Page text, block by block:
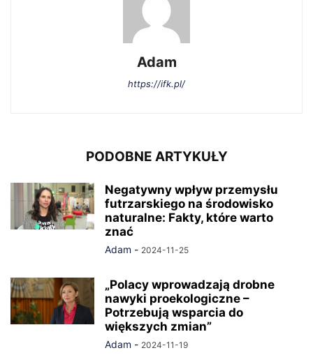
Adam
https://ifk.pl/
PODOBNE ARTYKUŁY
Negatywny wpływ przemysłu
futrzarskiego na środowisko
naturalne: Fakty, które warto
znać
Adam - 2024-11-25
„Polacy wprowadzają drobne
nawyki proekologiczne –
Potrzebują wsparcia do
większych zmian”
Adam - 2024-11-19